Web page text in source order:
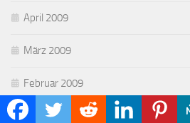
April 2009
März 2009
Februar 2009
Januar 2009